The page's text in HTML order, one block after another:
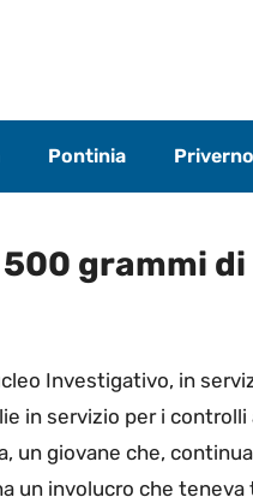
Pontinia Priverno
grammi di
Investigativo, in
in servizio per i
un giovane che,
un involucro che teneva